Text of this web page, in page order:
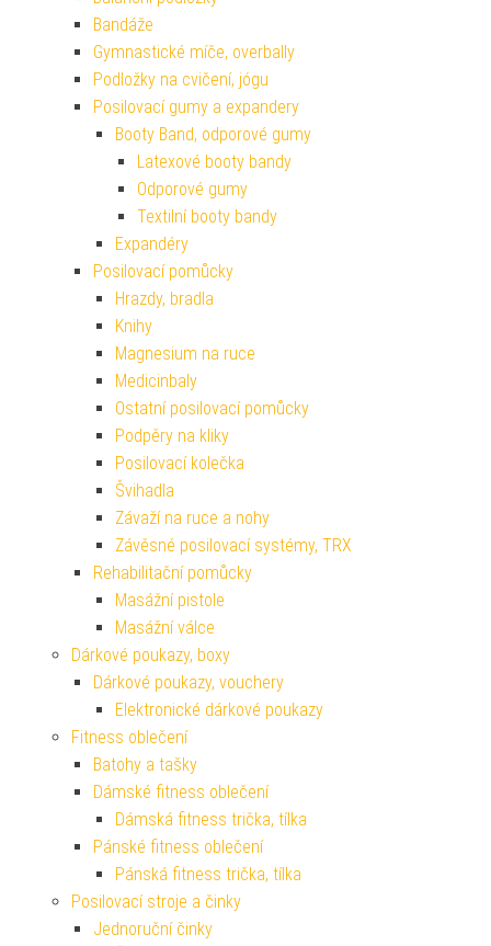
Bandáže
Gymnastické míče, overbally
Podložky na cvičení, jógu
Posilovací gumy a expandery
Booty Band, odporové gumy
Latexové booty bandy
Odporové gumy
Textilní booty bandy
Expandéry
Posilovací pomůcky
Hrazdy, bradla
Knihy
Magnesium na ruce
Medicinbaly
Ostatní posilovací pomůcky
Podpěry na kliky
Posilovací kolečka
Švihadla
Závaží na ruce a nohy
Závěsné posilovací systémy, TRX
Rehabilitační pomůcky
Masážní pistole
Masážní válce
Dárkové poukazy, boxy
Dárkové poukazy, vouchery
Elektronické dárkové poukazy
Fitness oblečení
Batohy a tašky
Dámské fitness oblečení
Dámská fitness trička, tílka
Pánské fitness oblečení
Pánská fitness trička, tílka
Posilovací stroje a činky
Jednoruční činky